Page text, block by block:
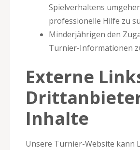
Spielverhaltens
professionelle Hilfe zu
Minderjährigen den
Turnier-Informationen
Externe
Inhalte
Unsere Turnier-Website kann